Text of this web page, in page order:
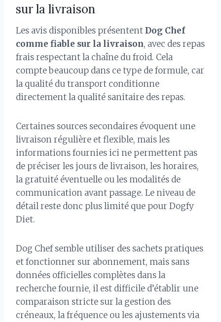
sur la livraison
Les avis disponibles présententDog Chef
comme fiable sur la livraison, avec des repas
frais respectant la chaîne du froid. Cela
compte beaucoup dans ce type de formule, car
la qualité du transport conditionne
directement la qualité sanitaire des repas.
Certaines sources secondaires évoquent une
livraison régulière et flexible, mais les
informations fournies ici ne permettent pas
de préciser les jours de livraison, les horaires,
la gratuité éventuelle ou les modalités de
communication avant passage. Le niveau de
détail reste donc plus limité que pour Dogfy
Diet.
Dog Chef semble utiliser des sachets pratiques
et fonctionner sur abonnement, mais sans
données officielles complètes dans la
recherche fournie, il est difficile d’établir une
comparaison stricte sur la gestion des
créneaux, la fréquence ou les ajustements via